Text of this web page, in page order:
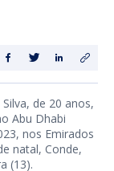
de 20 anos,
Abu Dhabi
nos Emirados
natal, Conde,
(13).